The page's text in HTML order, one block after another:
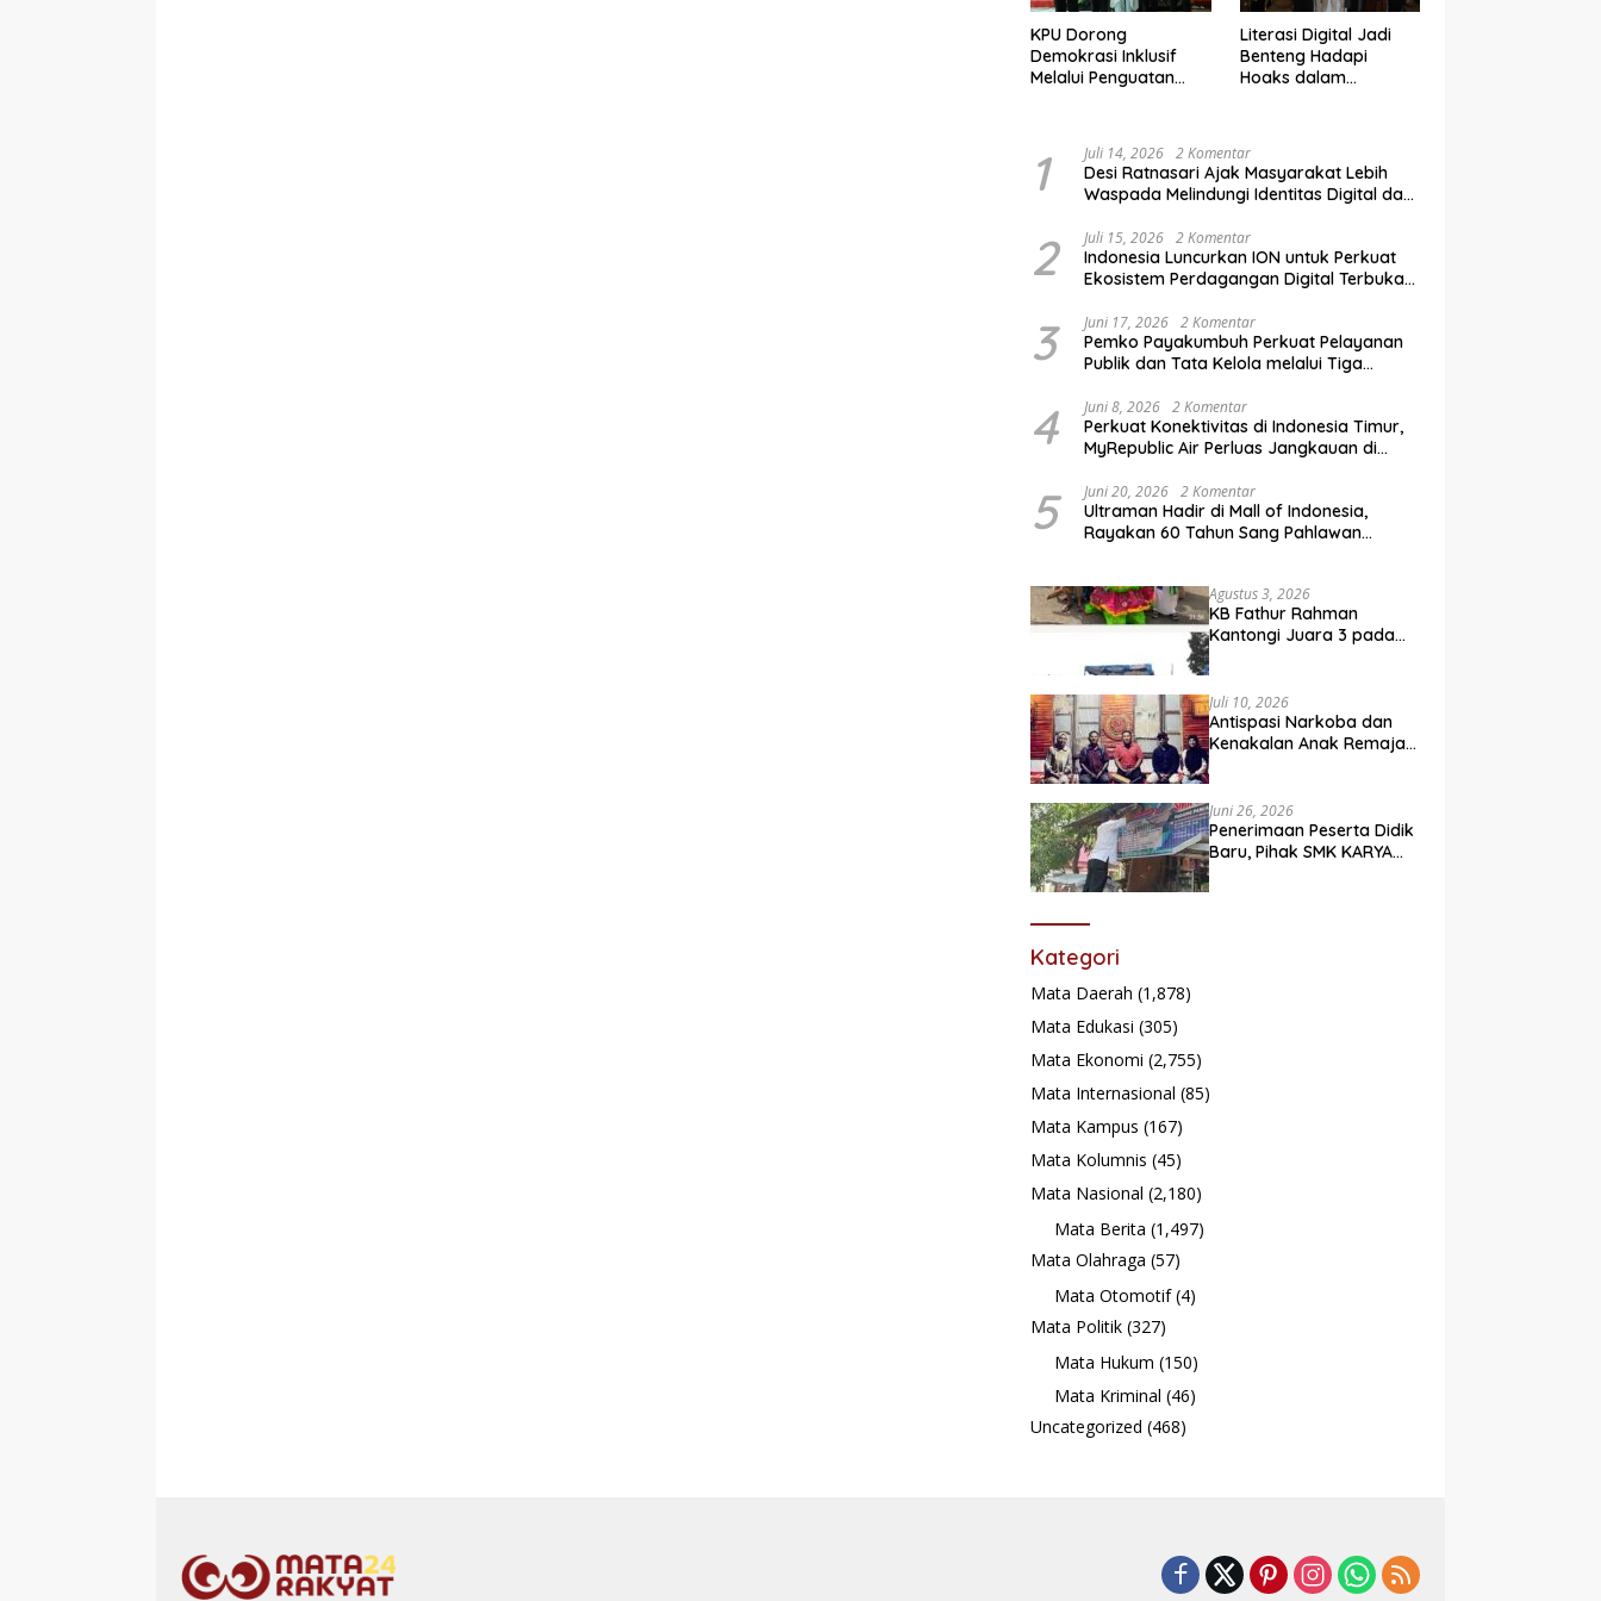
KPU Dorong
Demokrasi Inklusif
Melalui Penguatan
Literasi Digital Jadi
Benteng Hadapi
Hoaks dalam
1 Juli 14, 2026 2 Komentar
Desi Ratnasari Ajak Masyarakat Lebih
Waspada Melindungi Identitas Digital dan
2 Juli 15, 2026 2 Komentar
Indonesia Luncurkan ION untuk Perkuat
Ekosistem Perdagangan Digital Terbuka
3 Juni 17, 2026 2 Komentar
Pemko Payakumbuh Perkuat Pelayanan
Publik dan Tata Kelola melalui Tiga
4 Juni 8, 2026 2 Komentar
Perkuat Konektivitas di Indonesia Timur,
MyRepublic Air Perluas Jangkauan di
5 Juni 20, 2026 2 Komentar
Ultraman Hadir di Mall of Indonesia,
Rayakan 60 Tahun Sang Pahlawan
Agustus 3, 2026
KB Fathur Rahman
Kantongi Juara 3 pada
Juli 10, 2026
Antispasi Narkoba dan
Kenakalan Anak Remaja,
Surau
Juni 26, 2026
Penerimaan Peserta Didik
Baru, Pihak SMK KARYA
Kategori
Mata Daerah (1,878)
Mata Edukasi (305)
Mata Ekonomi (2,755)
Mata Internasional (85)
Mata Kampus (167)
Mata Kolumnis (45)
Mata Nasional (2,180)
Mata Berita (1,497)
Mata Olahraga (57)
Mata Otomotif(4)
Mata Politik (327)
Mata Hukum (150)
Mata Kriminal (46)
Uncategorized (468)